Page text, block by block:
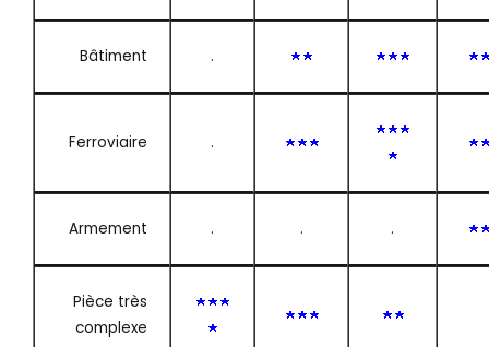
Bâtiment .
Ferroviaire .
Armement . . .
Pièce très
complexe